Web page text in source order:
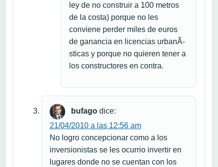
ley de no construir a 100 metros
de la costa) porque no les
conviene perder miles de euros
de ganancia en licencias urbanÃ­
sticas y porque no quieren tener a
los constructores en contra.
bufago dice:
21/04/2010 a las 12:56 am
No logro concepcionar como a los
inversionistas se les ocurrio invertir en
lugares donde no se cuentan con los